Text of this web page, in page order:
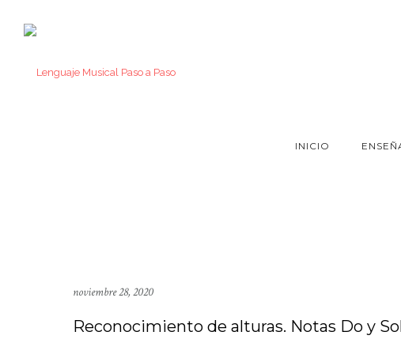
INICIO
noviembre 28, 2020
Reconocimiento de alturas. Notas Do y